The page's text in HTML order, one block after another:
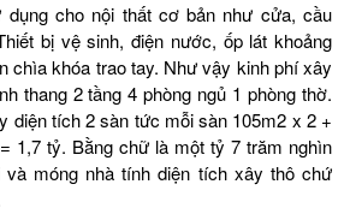
cho nội thất cơ bản như cửa, cầu
bị vệ sinh, điện nước, ốp lát khoảng
chìa khóa trao tay. Như vậy kinh phí xây
thang 2 tầng 4 phòng ngủ 1 phòng thờ.
diện tích 2 sàn tức mỗi sàn 105m2 x 2 +
1,7 tỷ. Bằng chữ là một tỷ 7 trăm nghìn
móng nhà tính diện tích xây thô chứ